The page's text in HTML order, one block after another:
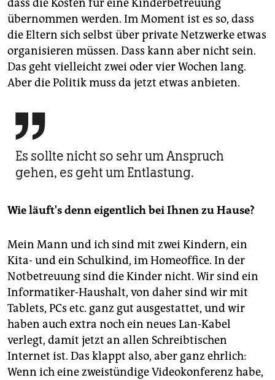
dass die Kosten für eine Kinderbetreuung
übernommen werden. Im Moment ist es so, dass
die Eltern sich selbst über private Netzwerke etwas
organisieren müssen. Dass kann aber nicht sein.
Das geht vielleicht zwei oder vier Wochen lang.
Aber die Politik muss da jetzt etwas anbieten.

Es sollte nicht so sehr um Anspruch
gehen, es geht um Entlastung.
Wie läuft's denn eigentlich bei Ihnen zu Hause?
Mein Mann und ich sind mit zwei Kindern, ein
Kita- und ein Schulkind, im Homeoffice. In der
Notbetreuung sind die Kinder nicht. Wir sind ein
Informatiker-Haushalt, von daher sind wir mit
Tablets, PCs etc. ganz gut ausgestattet, und wir
haben auch extra noch ein neues Lan-Kabel
verlegt, damit jetzt an allen Schreibtischen
Internet ist. Das klappt also, aber ganz ehrlich:
Wenn ich eine zweistündige Videokonferenz habe,